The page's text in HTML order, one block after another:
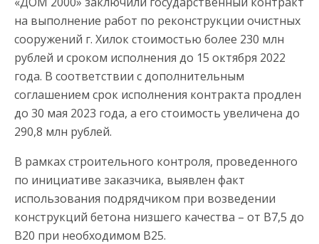
на выполнение работ по реконструкции очистных
сооружений г. Хилок стоимостью более 230 млн
рублей и сроком исполнения до 15 октября 2022
года. В соответствии с дополнительным
соглашением срок исполнения контракта продлен
до 30 мая 2023 года, а его стоимость увеличена до
290,8 млн рублей.
В рамках строительного контроля, проведенного
по инициативе заказчика, выявлен факт
использования подрядчиком при возведении
конструкций бетона низшего качества – от B7,5 до
В20 при необходимом В25.